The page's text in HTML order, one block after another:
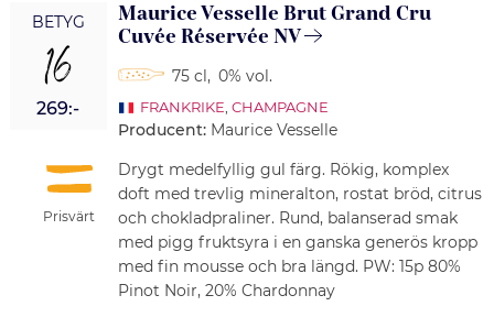
BETYG
16
269:-
Prisvärt
Maurice Vesselle Brut Grand Cru
Cuvée Réservée NV
75 cl, 0% vol.
FRANKRIKE CHAMPAGNE
Producent: Maurice Vesselle
Drygt medelfyllig gul färg. Rökig, komplex
doft med trevlig mineralton, rostat bröd, citrus
och chokladpraliner. Rund, balanserad smak
med pigg fruktsyra i en ganska generös kropp
med fin mousse och bra längd. PW: 15p 80%
Pinot Noir, 20% Chardonnay